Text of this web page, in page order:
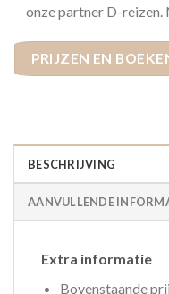
onze partner D-reizen.
PRIJZEN EN
BESCHRIJVING
AANVULLENDE
Extra informatie
Bovenstaande